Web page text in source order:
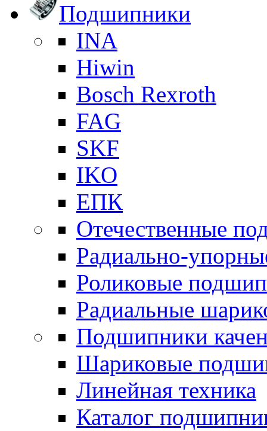
Подшипники
INA
Hiwin
Bosch Rexroth
FAG
SKF
IKO
ЕПК
Отечественные
Радиально-
Роликовые
Радиальные
Подшипники
Шариковые
Линейная техника
Каталог